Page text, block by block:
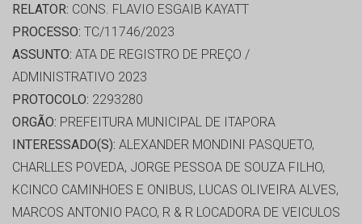
RELATOR: CONS. FLAVIO ESGAIB KAYATT
PROCESSO: TC/11746/2023
ASSUNTO: ATA DE REGISTRO DE PREÇO /
ADMINISTRATIVO 2023
PROTOCOLO: 2293280
ORGÃO: PREFEITURA MUNICIPAL DE ITAPORA
INTERESSADO(S): ALEXANDER MONDINI PASQUETO,
CHARLLES POVEDA, JORGE PESSOA DE SOUZA FILHO,
KCINCO CAMINHOES E ONIBUS, LUCAS OLIVEIRA ALVES,
MARCOS ANTONIO PACO, R & R LOCADORA DE VEICULOS